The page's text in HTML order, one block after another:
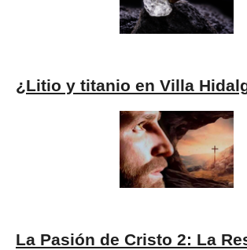
¿Litio y titanio en Villa
La Pasión de Cristo 2: La